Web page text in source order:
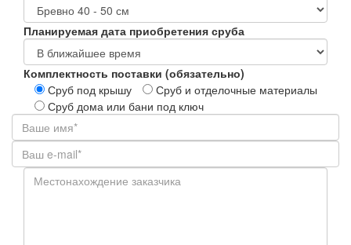
Планируемая дата приобретения сруба
Комплектность поставки (обязательно)
Сруб под крышу
Сруб и отделочные материалы
Сруб дома или бани под ключ